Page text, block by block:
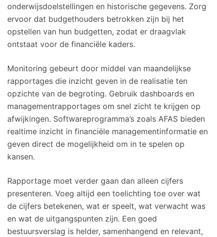
onderwijsdoelstellingen en historische gegevens. Zorg
ervoor dat budgethouders betrokken zijn bij het
opstellen van hun budgetten, zodat er draagvlak
ontstaat voor de financiële kaders.
Monitoring gebeurt door middel van maandelijkse
rapportages die inzicht geven in de realisatie ten
opzichte van de begroting. Gebruik dashboards en
managementrapportages om snel zicht te krijgen op
afwijkingen. Softwareprogramma’s zoals AFAS bieden
realtime inzicht in financiële managementinformatie en
geven direct de mogelijkheid om in te spelen op
kansen.
Rapportage moet verder gaan dan alleen cijfers
presenteren. Voeg altijd een toelichting toe over wat
de cijfers betekenen, wat er speelt, wat verwacht was
en wat de uitgangspunten zijn. Een goed
bestuursverslag is helder, samenhangend en relevant,